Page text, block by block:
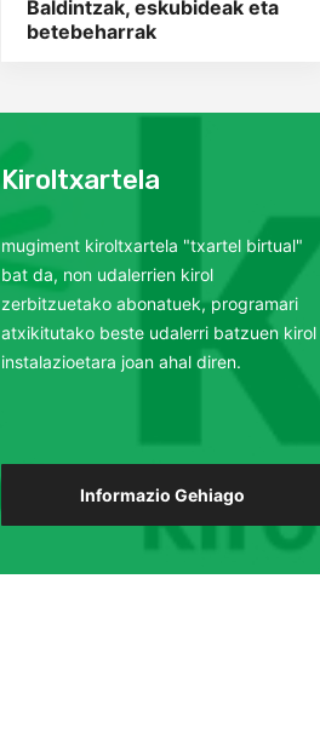
Baldintzak, eskubideak eta
betebeharrak
Kiroltxartela
mugiment kiroltxartela "txartel birtual"
bat da, non udalerrien kirol
zerbitzuetako abonatuek, programari
atxikitutako beste udalerri batzuen kirol
instalazioetara joan ahal diren.
Informazio Gehiago